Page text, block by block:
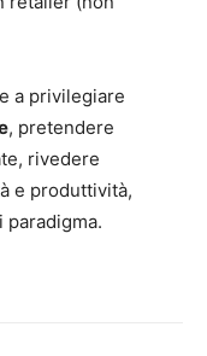
a privilegiare
, pretendere
rivedere
e produttività,
paradigma.